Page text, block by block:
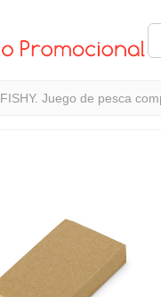
FISHY. Juego de pesca